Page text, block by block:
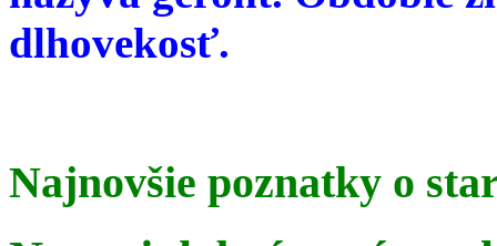
dlhovekosť.
Najnovšie poznatky o